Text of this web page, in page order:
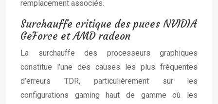
remplacement associés.
Surchauffe critique des puces NVIDIA
GeForce et AMD radeon
La surchauffe des processeurs graphiques
constitue l’une des causes les plus fréquentes
d’erreurs TDR, particulièrement sur les
configurations gaming haut de gamme où les